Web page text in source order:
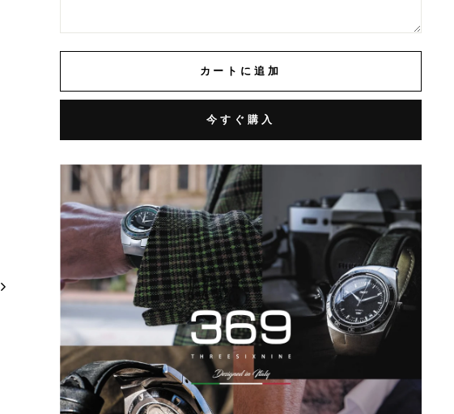
カートに追加
今すぐ購入